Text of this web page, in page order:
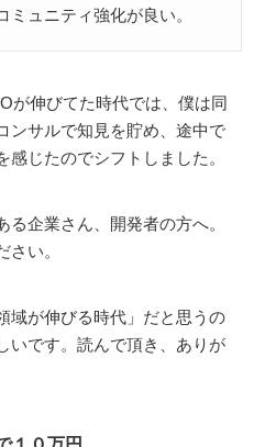
ミュニティ強化が良い。
が伸びてた時代では、僕は同
ンサルで知見を貯め、途中で
感じたのでシフトしました。
企業さん、開発者の方へ。
さい。
域が伸びる時代」だと思うの
いです。読んで頂き、ありが